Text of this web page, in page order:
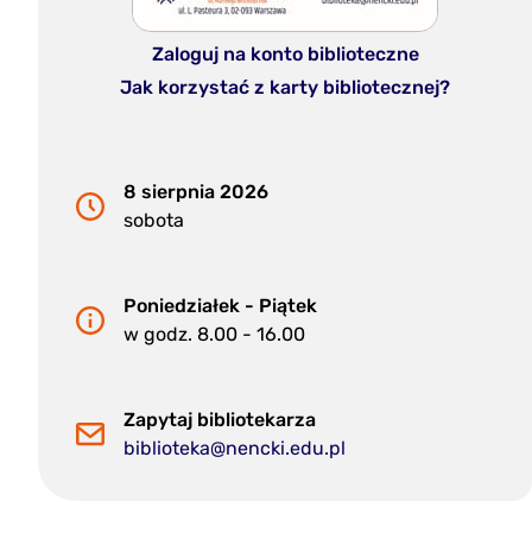
Zaloguj na konto biblioteczne
Jak korzystać z karty bibliotecznej?
8 sierpnia 2026
sobota
Poniedziałek - Piątek
w godz. 8.00 - 16.00
Zapytaj bibliotekarza
biblioteka@nencki.edu.pl